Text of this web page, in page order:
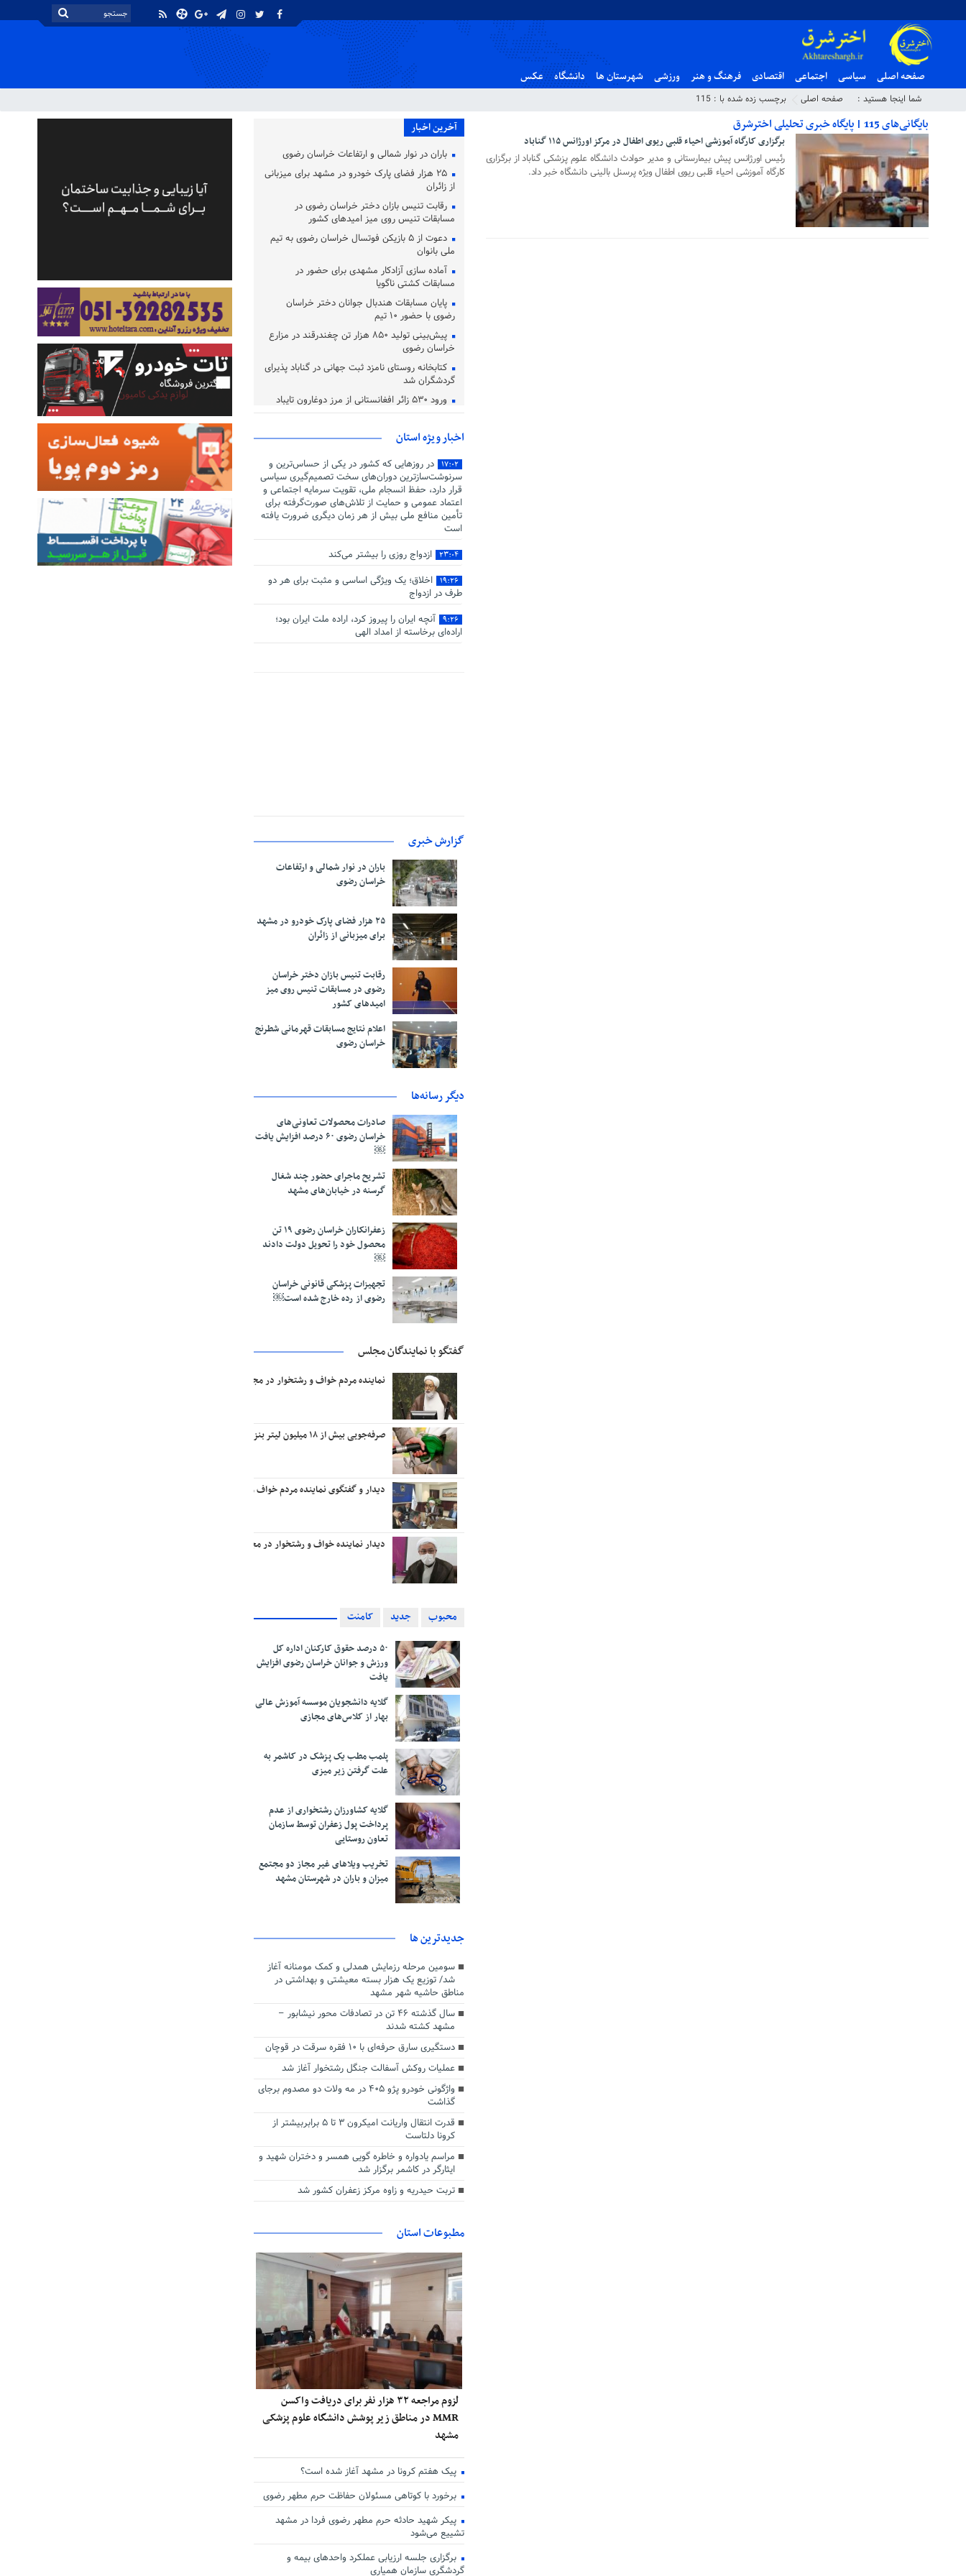
صفحه اصلی سیاسی اجتماعی اقتصادی فرهنگ و هنر ورزشی شهرستان ها دانشگاه عکس
شما اینجا هستید : صفحه اصلی برچسب زده شده با : 115
بایگانی‌های 115 | پایگاه خبری تحلیلی اخترشرق
۰۴ دی ۱۳۹۸
برگزاری کارگاه آموزشی احیاء قلبی ریوی اطفال در مرکز اورژانس ۱۱۵ گناباد
رئیس اورژانس پیش بیمارستانی و مدیر حوادث دانشگاه علوم پزشکی گناباد از برگزاری
کارگاه آموزشی احیاء قلبی ریوی اطفال ویژه پرسنل بالینی دانشگاه خبر داد.
آخرین اخبار
باران در نوار شمالی و ارتفاعات خراسان رضوی
۲۵ هزار فضای پارک خودرو در مشهد برای میزبانی
از زائران
رقابت تنیس بازان دختر خراسان رضوی در
مسابقات تنیس روی میز امیدهای کشور
دعوت از ۵ بازیکن فوتسال خراسان رضوی به تیم
ملی بانوان
آماده‌ سازی آزادکار مشهدی برای حضور در
مسابقات کشتی ناگویا
پایان مسابقات هندبال جوانان دختر خراسان
رضوی با حضور ۱۰ تیم
پیش‌بینی تولید ۸۵۰ هزار تن چغندرقند در مزارع
خراسان رضوی
کتابخانه روستای نامزد ثبت جهانی در گناباد پذیرای
گردشگران شد
ورود ۵۳۰ زائر افغانستانی از مرز دوغارون تایباد
اخبار ویژه استان
۱۷:۰۲
در روزهایی که کشور در یکی از حساس‌ترین و
سرنوشت‌سازترین دوران‌های سخت تصمیم‌گیری سیاسی
قرار دارد، حفظ انسجام ملی، تقویت سرمایه اجتماعی و
اعتماد عمومی و حمایت از تلاش‌های صورت‌گرفته برای
تأمین منافع ملی بیش از هر زمان دیگری ضرورت یافته
است
۲۳:۰۴ ازدواج روزی را بیشتر می‌کند
۱۹:۲۶
اخلاق؛ یک ویژگی اساسی و مثبت برای هر دو
طرف در ازدواج
۹:۲۶
آنچه ایران را پیروز کرد، اراده ملت ایران بود؛
اراده‌ای برخاسته از امداد الهی
گزارش خبری
باران در نوار شمالی و ارتفاعات
خراسان رضوی
۲۵ هزار فضای پارک خودرو در مشهد
برای میزبانی از زائران
رقابت تنیس بازان دختر خراسان
رضوی در مسابقات تنیس روی میز
امیدهای کشور
اعلام نتایج مسابقات قهرمانی شطرنج
خراسان رضوی
دیگر رسانه‌ها
صادرات محصولات تعاونی‌های
خراسان رضوی ۶۰ درصد افزایش یافت
￼
تشریح ماجرای حضور چند شغال
گرسنه در خیابان‌های مشهد
زعفرانکاران خراسان رضوی ۱۹ تن
محصول خود را تحویل دولت دادند
￼
تجهیزات پزشکی قانونی خراسان
رضوی از رده خارج شده است￼
گفتگو با نمایندگان مجلس
نماینده مردم خواف و رشتخوار در مجلس: تا وقتی متون درسی متحول نشود تحول در مجموعه‌های آموزشی
صرفه‌جویی بیش از ۱۸ میلیون لیتر بنزین در منطقه تربت‌حیدریه￼
دیدار و گفتگوی نماینده مردم خواف و رشتخوار در مجلس با وزیر راه و شهرسازی
دیدار نماینده خواف و رشتخوار در مجلس با وزیر میراث فرهنگی، گردشگری و صنایع‌دستی￼
محبوب جدید کامنت
۵۰ درصد حقوق کارکنان اداره کل
ورزش و جوانان خراسان رضوی افزایش
یافت
گلایه دانشجویان موسسه آموزش عالی
بهار از کلاس‌های مجازی
پلمب مطب یک پزشک در کاشمر به
علت گرفتن زیر میزی
گلایه کشاورزان رشتخواری از عدم
پرداخت پول زعفران توسط سازمان
تعاون روستایی
تخریب ویلاهای غیر مجاز دو مجتمع
میزان و باران در شهرستان مشهد
جديدترين ها
سومین مرحله رزمایش همدلی و کمک مومنانه آغاز
شد/ توزیع یک هزار بسته معیشتی و بهداشتی در
مناطق حاشیه شهر مشهد
سال گذشته ۴۶ تن در تصادفات محور نیشابور –
مشهد کشته شدند
دستگیری سارق حرفه‌ای با ۱۰ فقره سرقت در قوچان
عملیات روکش آسفالت جنگل رشتخوار آغاز شد
واژگونی خودرو پژو ۴۰۵ در مه ولات دو مصدوم برجای
گذاشت
قدرت انتقال واریانت امیکرون ۳ تا ۵ برابربیشتر از
کرونا دلتاست
مراسم یادواره و خاطره گویی همسر و دختران شهید و
ایثارگر در کاشمر برگزار شد
تربت حیدریه و زاوه مرکز زعفران کشور شد
مطبوعات استان
لزوم مراجعه ۳۲ هزار نفر برای دریافت واکسن
MMR در مناطق زیر پوشش دانشگاه علوم پزشکی
مشهد
پیک هفتم کرونا در مشهد آغاز شده است؟
برخورد با کوتاهی مسئولان حفاظت حرم مطهر رضوی
پیکر شهید حادثه حرم مطهر رضوی فردا در مشهد
تشییع می‌شود
برگزاری جلسه ارزیابی عملکرد واحدهای بیمه و
گردشگری سازمان همیاری